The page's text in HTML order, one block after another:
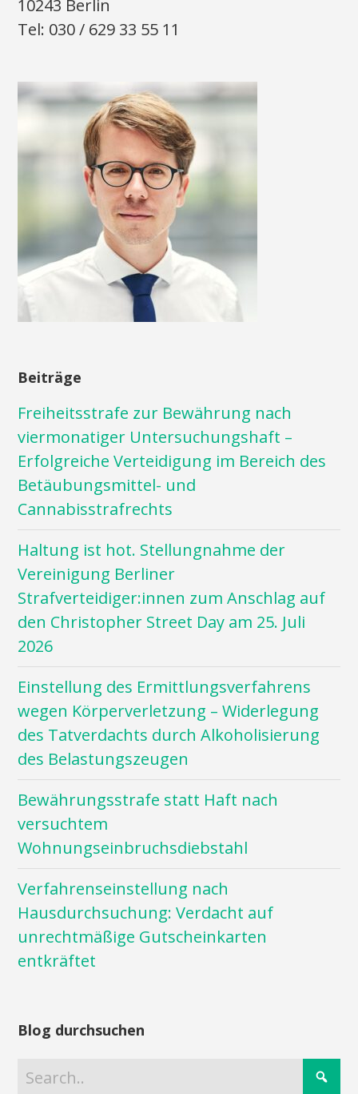
10243 Berlin
Tel: 030 / 629 33 55 11
Beiträge
Freiheitsstrafe zur Bewährung nach
viermonatiger Untersuchungshaft –
Erfolgreiche Verteidigung im Bereich des
Betäubungsmittel- und
Cannabisstrafrechts
Haltung ist hot. Stellungnahme der
Vereinigung Berliner
Strafverteidiger:innen zum Anschlag auf
den Christopher Street Day am 25. Juli
2026
Einstellung des Ermittlungsverfahrens
wegen Körperverletzung – Widerlegung
des Tatverdachts durch Alkoholisierung
des Belastungszeugen
Bewährungsstrafe statt Haft nach
versuchtem
Wohnungseinbruchsdiebstahl
Verfahrenseinstellung nach
Hausdurchsuchung: Verdacht auf
unrechtmäßige Gutscheinkarten
entkräftet
Blog durchsuchen